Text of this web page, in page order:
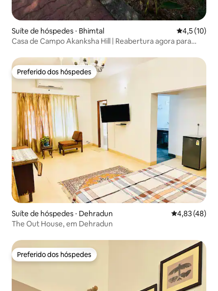
Suíte de hóspedes ⋅ Bhimtal 4,5 de uma
4,5 (10)
Casa de Campo Akanksha Hill | Reabertura agora para
Preferido dos hóspedes
Preferido dos hóspedes
Suíte de hóspedes ⋅ Dehradun 4,83 de uma
4,83 (48)
The Out House, em Dehradun
Preferido dos hóspedes
Preferido dos hóspedes